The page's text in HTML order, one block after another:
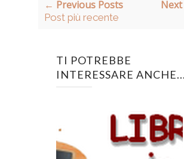
← Previous Posts
Post più recente
TI POTREBBE
INTERESSARE ANCHE...